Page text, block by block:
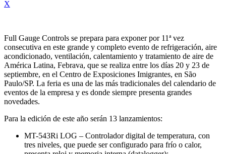
X
Full Gauge Controls se prepara para exponer por 11ª vez
consecutiva en este grande y completo evento de refrigeración, aire
acondicionado, ventilación, calentamiento y tratamiento de aire de
América Latina, Febrava, que se realiza entre los días 20 y 23 de
septiembre, en el Centro de Exposiciones Imigrantes, en São
Paulo/SP. La feria es una de las más tradicionales del calendario de
eventos de la empresa y es donde siempre presenta grandes
novedades.
Para la edición de este año serán 13 lanzamientos:
MT-543Ri LOG – Controlador digital de temperatura, con
tres niveles, que puede ser configurado para frío o calor,